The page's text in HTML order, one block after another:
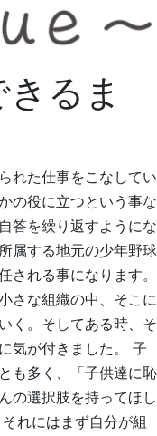
るま
れた仕事をこなしてい
の役に立つという事な
答を繰り返すようにな
属する地元の少年野球
される事になります。
さな組織の中、そこに
く。そしてある時、そ
気が付きました。 子
も多く、「子供達に恥
の選択肢を持ってほし
れにはまず自分が組